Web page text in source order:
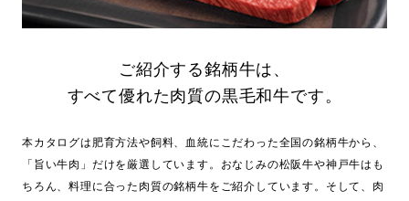
ご紹介する銘柄牛は、
すべて優れた肉質の黒毛和牛です。
本カタログは肥育方法や飼料、血統にこだわった全国の銘柄牛から、
「旨い牛肉」だけを厳選しています。おなじみの松阪牛や神戸牛はも
ちろん、料理に合った肉質の銘柄牛をご紹介しています。そして、肉